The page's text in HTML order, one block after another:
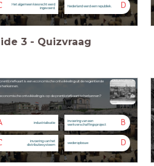
Het algemeen kiesrecht werd
ingevoerd.
D
Nederland werd een republiek.
3 - Quizvraag
is een economische ontwikkeling uit de negentiende
herkennen.
ontwikkeling is op de prentbriefkaart te herkennen?
industrialisatie B
invoering van een
werkverschaffingsproject
invoering van het
distributiesysteem
D
wederopbouw